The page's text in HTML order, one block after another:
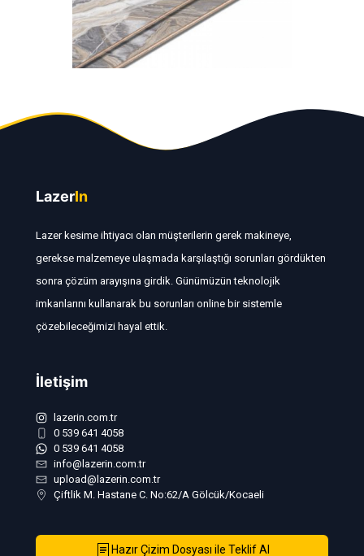
LazerIn
Lazer kesime ihtiyacı olan müşterilerin gerek makineye,
gerekse malzemeye ulaşmada karşılaştığı sorunları gördükten
sonra çözüm arayışına girdik. Günümüzün teknolojik
imkanlarını kullanarak bu sorunları online bir sistemle
çözebileceğimizi hayal ettik.
İletişim
lazerin.com.tr
0 539 641 4058
0 539 641 4058
info@lazerin.com.tr
upload@lazerin.com.tr
Çiftlik M. Hastane C. No:62/A Gölcük/Kocaeli
Hazır Çizim Dosyası ile Teklif Al